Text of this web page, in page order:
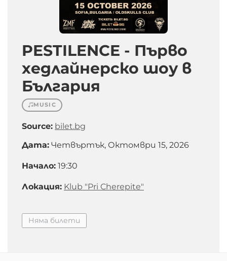
PESTILENCE - Първо
хедлайнерско шоу в
България
MUSIC
Source: bilet.bg
Дата: Четвъртък, Октомври 15, 2026
Начало: 19:30
Локация: Klub "Pri Cherepite"
Няма билети